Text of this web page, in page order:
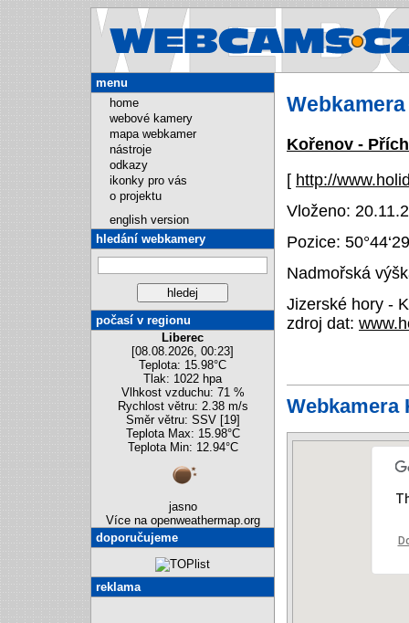
Kořenov -
[ http://
Vloženo:
Pozice:
Nadmořská
Jizerské hory -
zdroj dat:
Webkamera
menu
home
webové kamery
mapa webkamer
nástroje
odkazy
ikonky pro vás
o projektu
english version
hledání webkamery
počasí v regionu
Liberec
[08.08.2026, 00:23]
Teplota: 15.98°C
Tlak: 1022 hpa
Vlhkost vzduchu: 71 %
Rychlost větru: 2.38 m/s
Směr větru: SSV [19]
Teplota Max: 15.98°C
Teplota Min: 12.94°C
jasno
Více na openweathermap.org
doporučujeme
reklama